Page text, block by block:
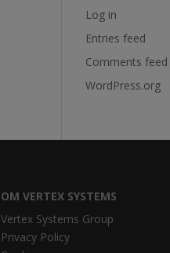
Log in
Entries feed
Comments feed
WordPress.org
OM VERTEX SYSTEMS
Vertex Systems Group
Privacy Policy